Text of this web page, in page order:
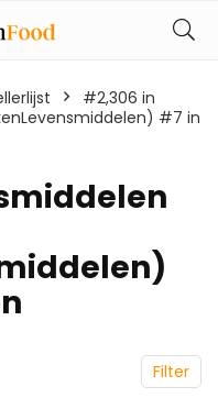
#2,306 in
#7 in
Filter